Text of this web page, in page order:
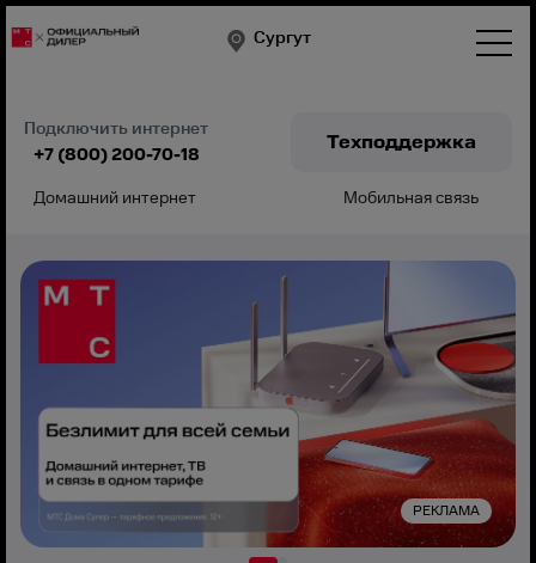
Сургут
Подключить интернет
+7 (800) 200-70-18
Техподдержка
Домашний интернет Мобильная связь
РЕКЛАМА